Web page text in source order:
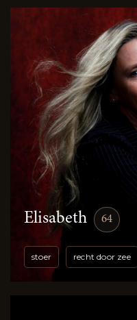
Elisabeth 64
stoer recht door zee